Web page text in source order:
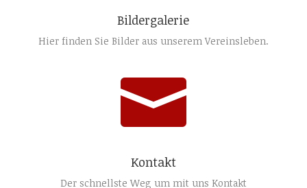
Bildergalerie
Hier finden Sie Bilder aus unserem Vereinsleben.

Kontakt
Der schnellste Weg um mit uns Kontakt